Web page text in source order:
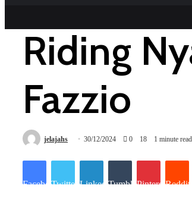
Riding
Fazzio
jelajahs 30/12/2024 0 18 1 minute read
FacebookTwitter LinkedInTumblr PinterestReddit